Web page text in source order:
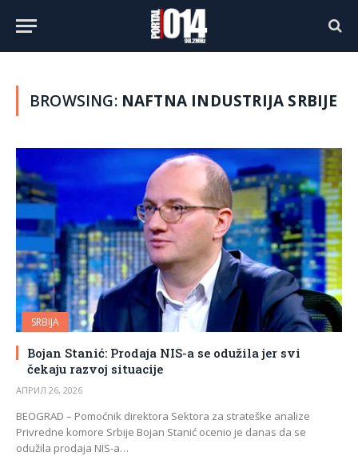
BROWSING: NAFTNA INDUSTRIJA SRBIJE
SRBIJA
Bojan Stanić: Prodaja NIS-a se odužila jer svi
čekaju razvoj situacije
АПРИЛ 26, 2026
BEOGRAD – Pomoćnik direktora Sektora za strateške analize
Privredne komore Srbije Bojan Stanić ocenio je danas da se
odužila prodaja NIS-a…